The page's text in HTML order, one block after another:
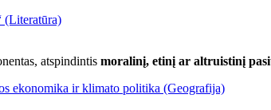
(Literatūra)
atspindintis moralinį, etinį ar altruistinį
ekonomika ir klimato politika (Geografija)